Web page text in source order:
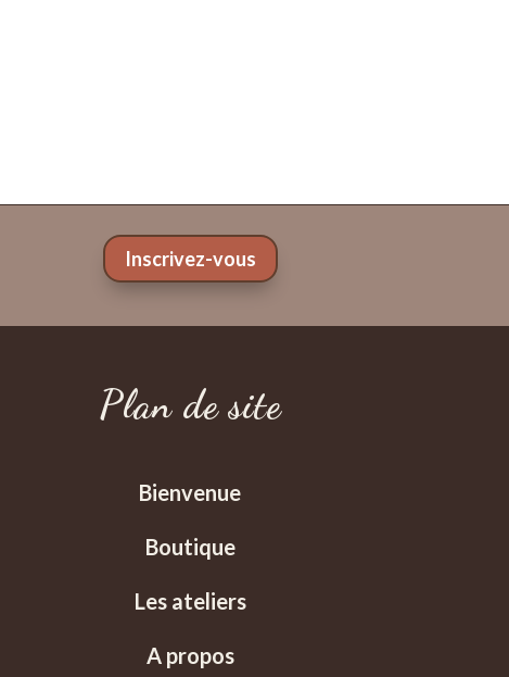
Inscrivez-vous
Plan de site
Bienvenue
Boutique
Les ateliers
A propos